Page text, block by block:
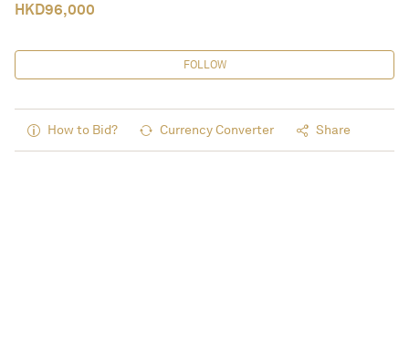
HKD96,000
FOLLOW
How to Bid? Currency Converter Share